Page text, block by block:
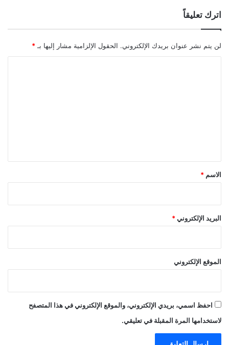
اترك تعليقاً
لن يتم نشر عنوان بريدك الإلكتروني. الحقول الإلزامية مشار إليها بـ *
*
الاسم *
البريد الإلكتروني *
الموقع الإلكتروني
احفظ اسمي، بريدي الإلكتروني، والموقع الإلكتروني في هذا المتصفح
لاستخدامها المرة المقبلة في تعليقي.